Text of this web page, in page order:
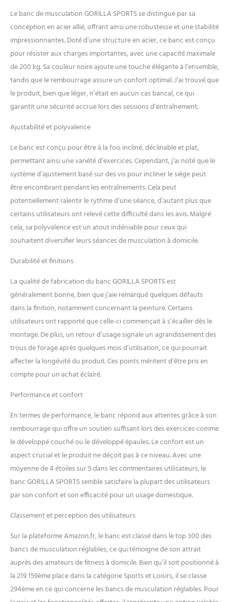
muscu à domicile sans
compromettre la force.
CONFORT PERSONNALISÉ :
Siège Réglable sur 4
Positions - Obtenez l'angle
parfait grâce au siège
réglable, adapté à vos
séances intenses incliné et
décliné avec ce banc
musculation multifonction.
developper coucher vous
offre la flexibilité nécessaire
pour dominer chaque
séance d'entraînement.
STABLE : Pieds
Antidérapants - Restez en
sécurité grâce aux pieds
antidérapants qui
maintiennent le banc
Le banc de musculation GORILLA SPORTS se distingue par sa
conception en acier allié, offrant ainsi une robustesse et une stabilité
impressionnantes. Doté d’une structure en acier, ce banc est conçu
pour résister aux charges importantes, avec une capacité maximale
de 200 kg. Sa couleur noire ajoute une touche élégante à l’ensemble,
tandis que le rembourrage assure un confort optimal. J’ai trouvé que
le produit, bien que léger, n’était en aucun cas bancal, ce qui
garantit une sécurité accrue lors des sessions d’entraînement.
Ajustabilité et polyvalence
Le banc est conçu pour être à la fois incliné, déclinable et plat,
permettant ainsi une variété d’exercices. Cependant, j’ai noté que le
système d’ajustement basé sur des vis pour incliner le siège peut
être encombrant pendant les entraînements. Cela peut
potentiellement ralentir le rythme d’une séance, d’autant plus que
certains utilisateurs ont relevé cette difficulté dans les avis. Malgré
cela, sa polyvalence est un atout indéniable pour ceux qui
souhaitent diversifier leurs séances de musculation à domicile.
Durabilité et finitions
La qualité de fabrication du banc GORILLA SPORTS est
généralement bonne, bien que j’aie remarqué quelques défauts
dans la finition, notamment concernant la peinture. Certains
utilisateurs ont rapporté que celle-ci commençait à s’écailler dès le
montage. De plus, un retour d’usage signale un agrandissement des
trous de forage après quelques mois d’utilisation, ce qui pourrait
affecter la longévité du produit. Ces points méritent d’être pris en
compte pour un achat éclairé.
Performance et confort
En termes de performance, le banc répond aux attentes grâce à son
rembourrage qui offre un soutien suffisant lors des exercices comme
le développé couché ou le développé épaules. Le confort est un
aspect crucial et le produit ne déçoit pas à ce niveau. Avec une
moyenne de 4 étoiles sur 5 dans les commentaires utilisateurs, le
banc GORILLA SPORTS semble satisfaire la plupart des utilisateurs
par son confort et son efficacité pour un usage domestique.
Classement et perception des utilisateurs
Sur la plateforme Amazon.fr, le banc est classé dans le top 300 des
bancs de musculation réglables, ce qui témoigne de son attrait
auprès des amateurs de fitness à domicile. Bien qu’il soit positionné à
la 219 159ème place dans la catégorie Sports et Loisirs, il se classe
294ème en ce qui concerne les bancs de musculation réglables. Pour